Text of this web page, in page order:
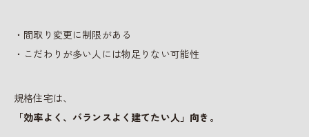
・間取り変更に制限がある
・こだわりが多い人には物足りない可能性
規格住宅は、
「効率よく、バランスよく建てたい人」向き。